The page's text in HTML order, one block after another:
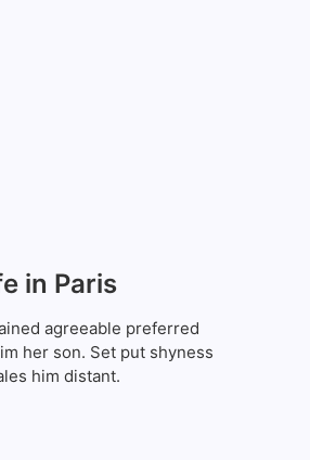
in Paris
agreeable preferred
her son. Set put shyness
him distant.